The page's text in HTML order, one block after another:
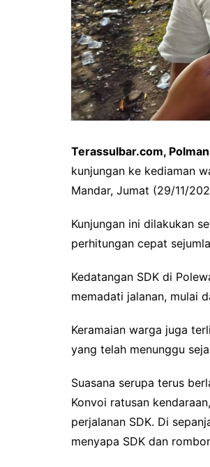
Terassulbar.com, Polman
kunjungan ke kediaman
Mandar, Jumat (29/11/
Kunjungan ini dilakukan
perhitungan cepat
Kedatangan SDK di
memadati jalanan, mulai
Keramaian warga juga
yang telah menunggu
Suasana serupa terus
Konvoi ratusan
perjalanan SDK. Di
menyapa SDK dan